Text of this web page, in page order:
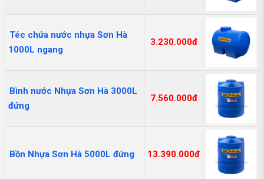
Téc chứa nước nhựa Sơn Hà
1000L ngang
3.230.000đ
Bình nước Nhựa Sơn Hà 3000L
đứng
7.560.000đ
Bồn Nhựa Sơn Hà 5000L đứng 13.390.000đ